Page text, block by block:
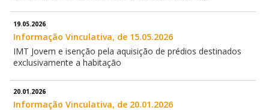
19.05.2026
Informação Vinculativa, de 15.05.2026
IMT Jovem e isenção pela aquisição de prédios destinados
exclusivamente a habitação
20.01.2026
Informação Vinculativa, de 20.01.2026